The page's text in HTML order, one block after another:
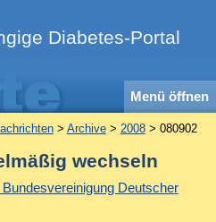
Diabetes-Portal
Menü öffnen
> Archive> 2008> 080902
wechseln
Deutscher